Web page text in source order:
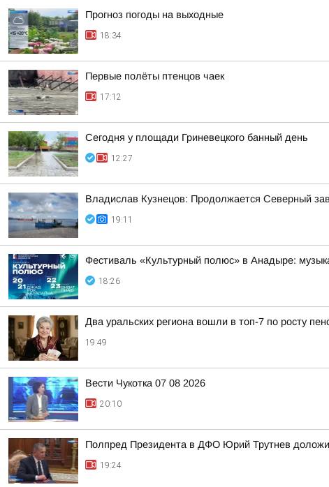
Прогноз погоды на выходные
18:34
Первые полёты птенцов чаек
17:12
Сегодня у площади Гриневецкого банный день
12:27
Владислав Кузнецов: Продолжается Северный
19:11
Фестиваль «Культурный полюс» в Анадыре:
18:26
Два уральских региона вошли в топ-7 по росту
19:49
Вести Чукотка 07 08 2026
20:10
Полпред Президента в ДФО Юрий Трутнев
19:24